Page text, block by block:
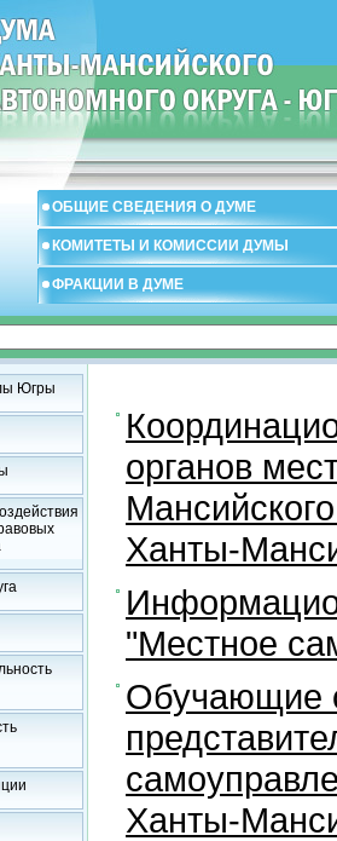
ОБЩИЕ СВЕДЕНИЯ О ДУМЕ
КОМИТЕТЫ И КОМИССИИ ДУМЫ
ФРАКЦИИ В ДУМЕ
Югры
органов
Ханты-
"Местное
Обучающие
Ханты-